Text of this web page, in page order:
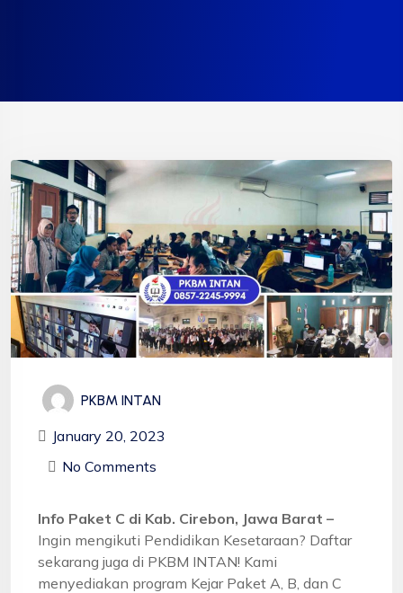
PKBM INTAN
January 20, 2023
No Comments
Info Paket C di Kab. Cirebon, Jawa Barat –
Ingin mengikuti Pendidikan Kesetaraan? Daftar
sekarang juga di PKBM INTAN! Kami
menyediakan program Kejar Paket A, B, dan C